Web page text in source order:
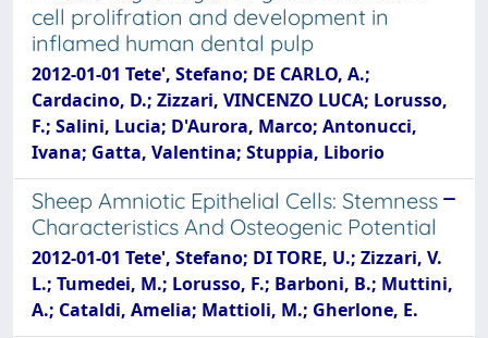
cell prolifration and development in
inflamed human dental pulp
2012-01-01 Tete', Stefano; DE CARLO, A.;
Cardacino, D.; Zizzari, VINCENZO LUCA; Lorusso,
F.; Salini, Lucia; D'Aurora, Marco; Antonucci,
Ivana; Gatta, Valentina; Stuppia, Liborio
Sheep Amniotic Epithelial Cells: Stemness
Characteristics And Osteogenic Potential
2012-01-01 Tete', Stefano; DI TORE, U.; Zizzari, V.
L.; Tumedei, M.; Lorusso, F.; Barboni, B.; Muttini,
A.; Cataldi, Amelia; Mattioli, M.; Gherlone, E.